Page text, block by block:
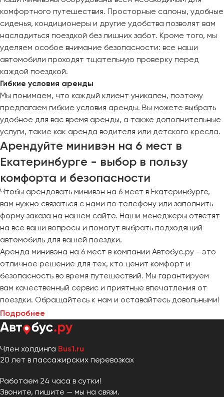
комфортного путешествия. Просторные салоны, удобные
сиденья, кондиционеры и другие удобства позволят вам
насладиться поездкой без лишних забот. Кроме того, мы
уделяем особое внимание безопасности: все наши
автомобили проходят тщательную проверку перед
каждой поездкой.
Гибкие условия аренды
Мы понимаем, что каждый клиент уникален, поэтому
предлагаем гибкие условия аренды. Вы можете выбрать
удобное для вас время аренды, а также дополнительные
услуги, такие как аренда водителя или детского кресла.
Арендуйте минивэн на 6 мест в
Екатеринбурге - выбор в пользу
комфорта и безопасности
Чтобы арендовать минивэн на 6 мест в Екатеринбурге,
вам нужно связаться с нами по телефону или заполнить
форму заказа на нашем сайте. Наши менеджеры ответят
на все ваши вопросы и помогут выбрать подходящий
автомобиль для вашей поездки.
Аренда минивэна на 6 мест в компании Автобус.ру - это
отличное решение для тех, кто ценит комфорт и
безопасность во время путешествий. Мы гарантируем
вам качественный сервис и приятные впечатления от
поездки. Обращайтесь к нам и оставайтесь довольными!
Подробнее
Член холдинга Bus1.ru
20 лет в пассажирских перевозках
Работаем 24 часа в сутки!
Звоните, пишите — мы на связи.
Пенза
Пермь
Петрозаводск
Псков
Ростов-на-Дону
Самара
Санкт-Петербург
Саранск
Саратов
Симферополь
Смоленск
Ставрополь
Сургут
Тверь
Тольятти
Томск
Тюмень
Улан-Удэ
Ульяновск